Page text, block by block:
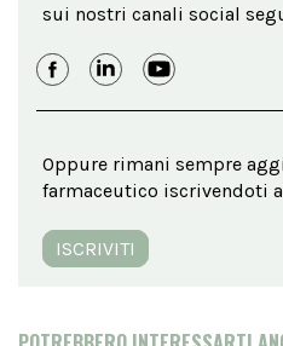
sui nostri canali social
Oppure rimani sempre
farmaceutico iscrivendoti
ISCRIVITI